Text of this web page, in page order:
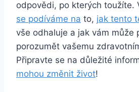
odpovědi, po kterých toužíte.
se podíváme na to, jak tento
vše odhaluje a jak vám může
porozumět vašemu
Připravte se na důležité
mohou změnit život!